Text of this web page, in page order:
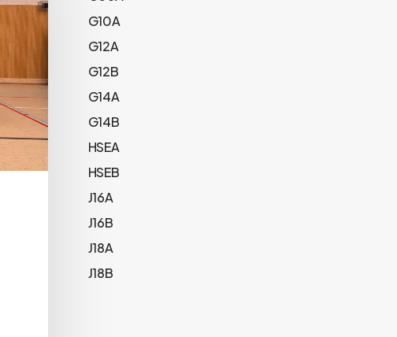
G10A
G12A
G12B
G14A
G14B
HSEA
HSEB
J16A
J16B
J18A
J18B